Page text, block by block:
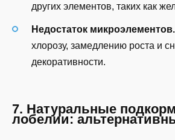
других элементов, таких как
Недостаток микроэлементов.
хлорозу, замедлению роста и
декоративности.
7. Натуральные
лобелии: